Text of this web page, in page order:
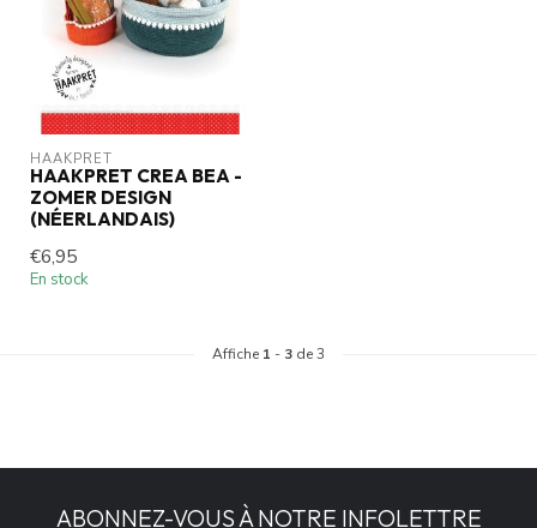
HAAKPRET
HAAKPRET CREA BEA -
ZOMER DESIGN
(NÉERLANDAIS)
€6,95
En stock
Affiche 1 - 3 de 3
ABONNEZ-VOUS À NOTRE INFOLETTRE